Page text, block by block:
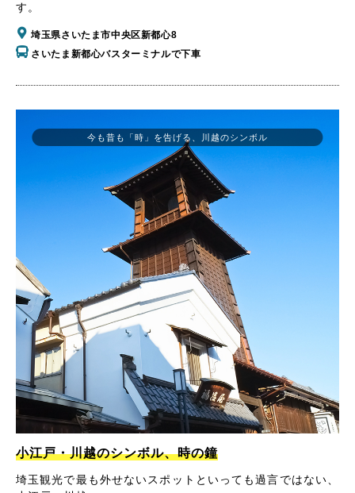
す。
埼玉県さいたま市中央区新都心8
さいたま新都心バスターミナルで下車
今も昔も「時」を告げる、川越のシンボル
小江戸・川越のシンボル、時の鐘
埼玉観光で最も外せないスポットといっても過言ではない、